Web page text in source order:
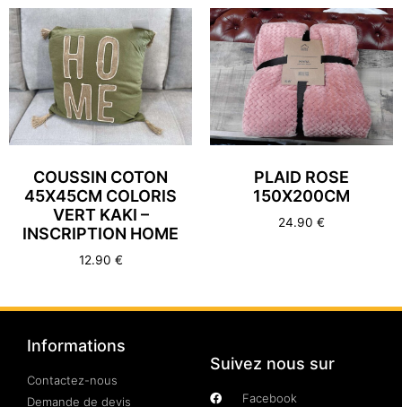
COUSSIN COTON
45X45CM COLORIS
VERT KAKI –
INSCRIPTION HOME
12.90 €
PLAID ROSE
150X200CM
24.90 €
Informations
Contactez-nous
Demande de devis
Suivez nous sur
Facebook